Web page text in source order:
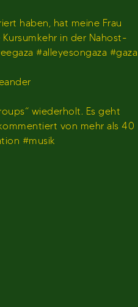
haben, hat meine Frau
in der Nahost-
#alleyesongaza #gaza
wiederholt. Es geht
von mehr als 40
#musik